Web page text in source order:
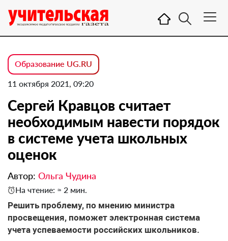
Образование UG.RU
11 октября 2021, 09:20
Сергей Кравцов считает
необходимым навести порядок
в системе учета школьных
оценок
Автор: Ольга Чудина
На чтение: ≈ 2 мин.
Решить проблему, по мнению министра
просвещения, поможет электронная система
учета успеваемости российских школьников.